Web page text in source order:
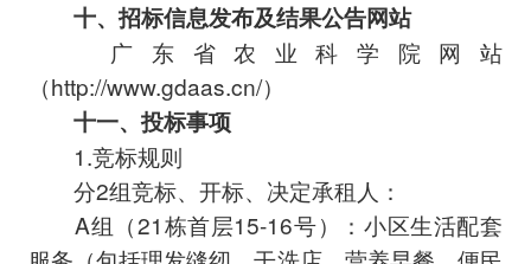
十、招标信息发布及结果公告网站
广东省农业科学院网站
（http://www.gdaas.cn/）
十一、投标事项
1.竞标规则
分2组竞标、开标、决定承租人：
A组（21栋首层15-16号）：小区生活配套